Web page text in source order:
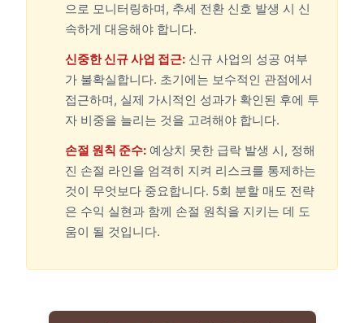
으로 모니터링하며, 추세 전환 신호 발생 시 신
속하게 대응해야 합니다.
신중한 신규 사업 접근: 신규 사업의 성공 여부
가 불확실합니다. 초기에는 보수적인 관점에서
접근하며, 실제 가시적인 성과가 확인된 후에 투
자 비중을 늘리는 것을 고려해야 합니다.
손절 원칙 준수: 예상치 못한 급락 발생 시, 정해
진 손절 라인을 엄격히 지켜 리스크를 통제하는
것이 무엇보다 중요합니다. 5회 분할 매도 전략
은 수익 실현과 함께 손절 원칙을 지키는 데 도
움이 될 것입니다.